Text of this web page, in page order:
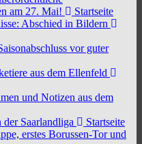
am 27. Mai!
Startseite
Abschied in Bildern
vor guter
aus dem Ellenfeld
und Notizen aus dem
Saarlandliga
Startseite
erstes Borussen-Tor und